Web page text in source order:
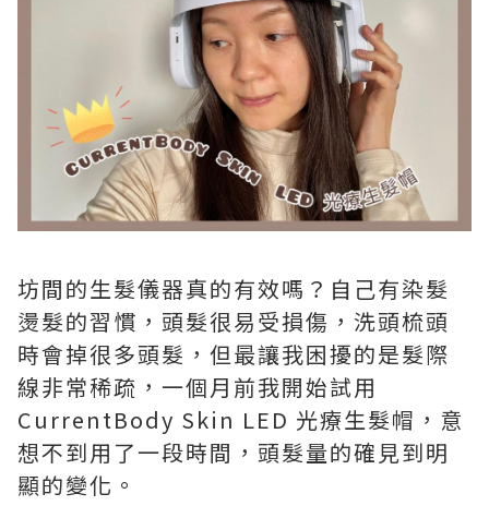
坊間的生髮儀器真的有效嗎？自己有染髮
燙髮的習慣，頭髮很易受損傷，洗頭梳頭
時會掉很多頭髮，但最讓我困擾的是髮際
線非常稀疏，一個月前我開始試用
CurrentBody Skin LED 光療生髮帽，意
想不到用了一段時間，頭髮量的確見到明
顯的變化。